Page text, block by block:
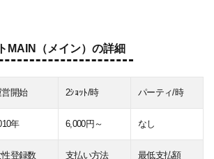
MAIN（メイン）の詳細
営開始 2ｼｮｯﾄ/時 パーティ/時
年 6,000円～ なし
性登録数 支払い方法 最低支払額